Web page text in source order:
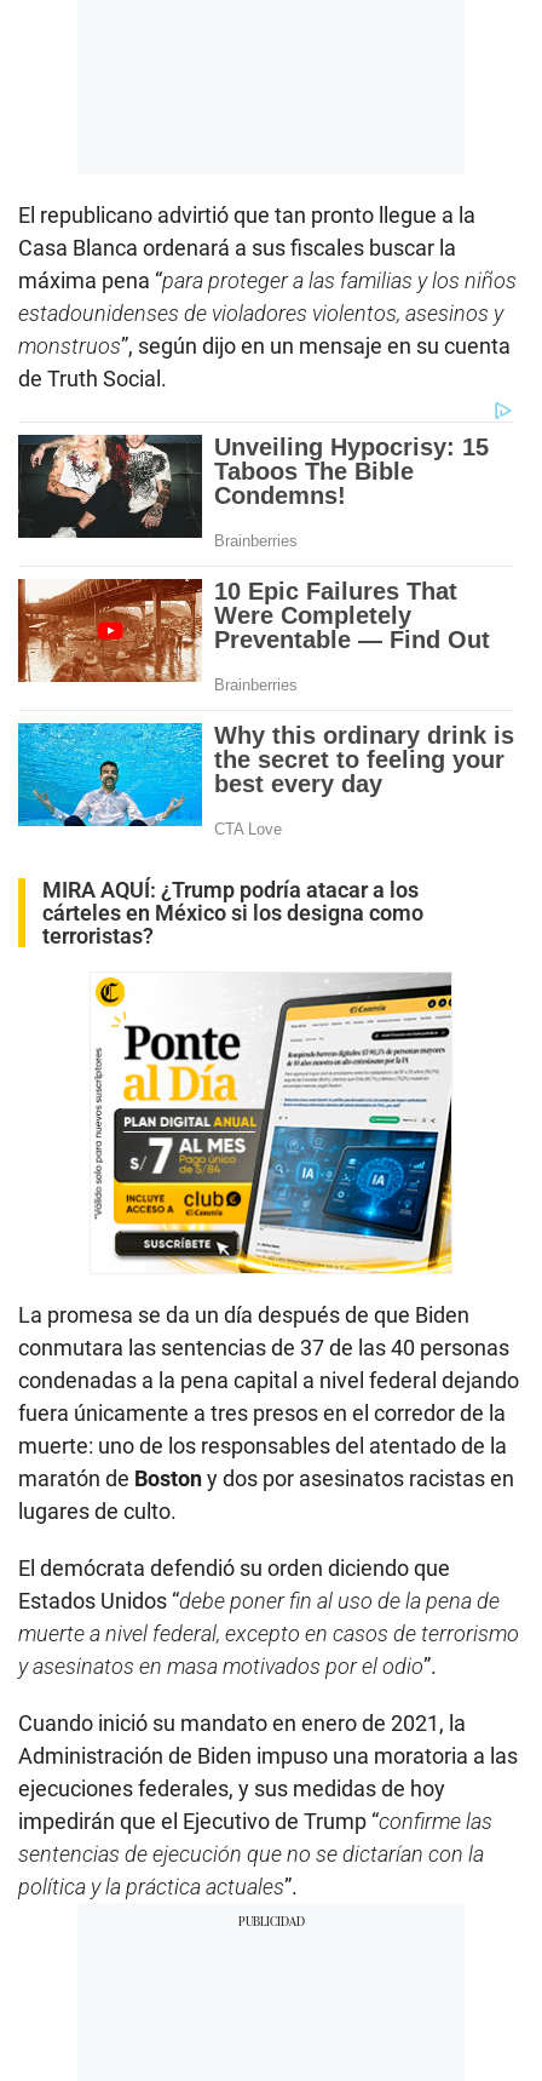
El republicano advirtió que tan pronto llegue a la
Casa Blanca ordenará a sus fiscales buscar la
máxima pena “para proteger a las familias y los niños
estadounidenses de violadores violentos, asesinos y
monstruos”, según dijo en un mensaje en su cuenta
de Truth Social.
MIRA AQUÍ: ¿Trump podría atacar a los
cárteles en México si los designa como
terroristas?
La promesa se da un día después de que Biden
conmutara las sentencias de 37 de las 40 personas
condenadas a la pena capital a nivel federal dejando
fuera únicamente a tres presos en el corredor de la
muerte: uno de los responsables del atentado de la
maratón de Bostony dos por asesinatos racistas en
lugares de culto.
El demócrata defendió su orden diciendo que
Estados Unidos “debe poner fin al uso de la pena de
muerte a nivel federal, excepto en casos de terrorismo
y asesinatos en masa motivados por el odio”.
Cuando inició su mandato en enero de 2021, la
Administración de Biden impuso una moratoria a las
ejecuciones federales, y sus medidas de hoy
impedirán que el Ejecutivo de Trump “confirme las
sentencias de ejecución que no se dictarían con la
política y la práctica actuales”.